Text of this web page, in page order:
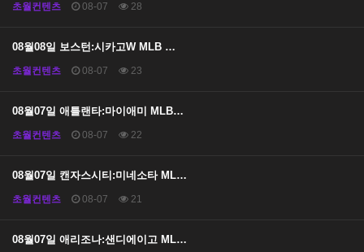
초월컨텐츠 08-07 28
08월08일 보스턴:시카고W MLB …
초월컨텐츠 08-07 23
08월07일 애틀랜타:마이애미 MLB…
초월컨텐츠 08-07 22
08월07일 캔자스시티:미네소타 ML…
초월컨텐츠 08-07 21
08월07일 애리조나:샌디에이고 ML…